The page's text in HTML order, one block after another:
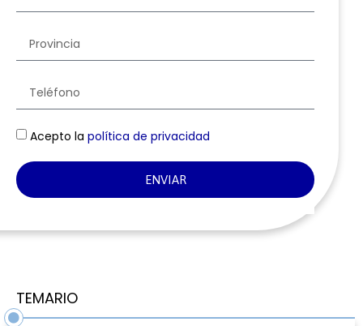
Acepto la política de privacidad
ENVIAR
TEMARIO